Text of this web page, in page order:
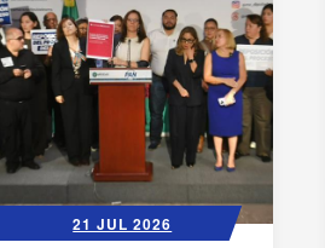
21 JUL 2026